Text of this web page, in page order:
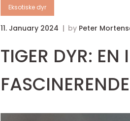
Eksotiske dyr
11. January 2024 by Peter
TIGER DYR: EN